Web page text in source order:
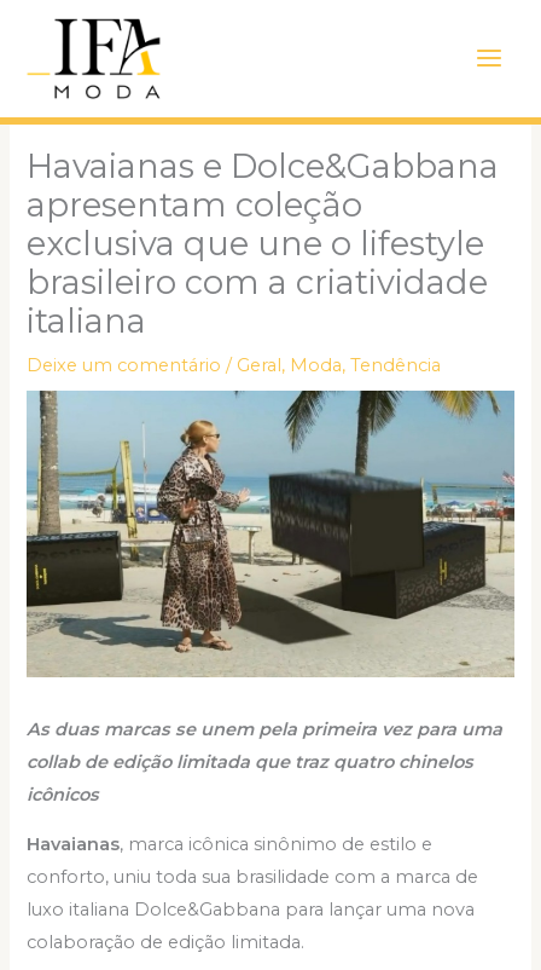
conteúdo
Menu
Havaianas e Dolce&Gabbana
apresentam coleção
exclusiva que une o lifestyle
brasileiro com a criatividade
italiana
Deixe um comentário / Geral, Moda,Tendência
As duas marcas se unem pela primeira vez para uma
collab de edição limitada que traz quatro chinelos
icônicos
Havaianas, marca icônica sinônimo de estilo e
conforto, uniu toda sua brasilidade com a marca de
luxo italiana Dolce&Gabbana para lançar uma nova
colaboração de edição limitada.